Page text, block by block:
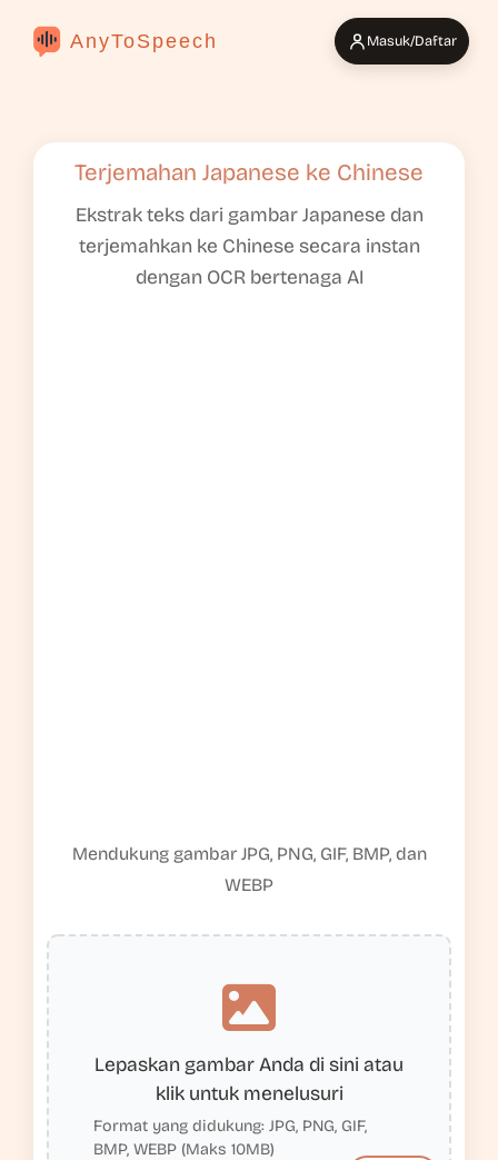
AnyToSpeech Masuk/Daftar
Terjemahan Japanese ke Chinese
Ekstrak teks dari gambar Japanese dan
terjemahkan ke Chinese secara instan
dengan OCR bertenaga AI
Mendukung gambar JPG, PNG, GIF, BMP, dan
WEBP
Lepaskan gambar Anda di sini atau
klik untuk menelusuri
Format yang didukung: JPG, PNG, GIF,
BMP, WEBP (Maks 10MB)